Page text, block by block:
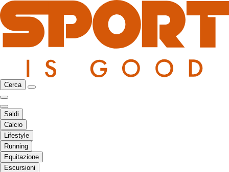
Cerca
Saldi
Calcio
Lifestyle
Running
Equitazione
Escursioni